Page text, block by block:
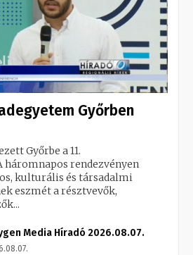
Győrben
Győrbe a 11.
háromnapos rendezvényen
kulturális és társadalmi
eszmét a résztvevők,
Media Híradó 2026.08.07.